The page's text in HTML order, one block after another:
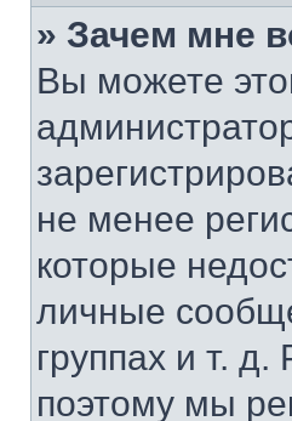
» Зачем мне
Вы можете
не менее
которые
личные
группах и т. д.
поэтому мы